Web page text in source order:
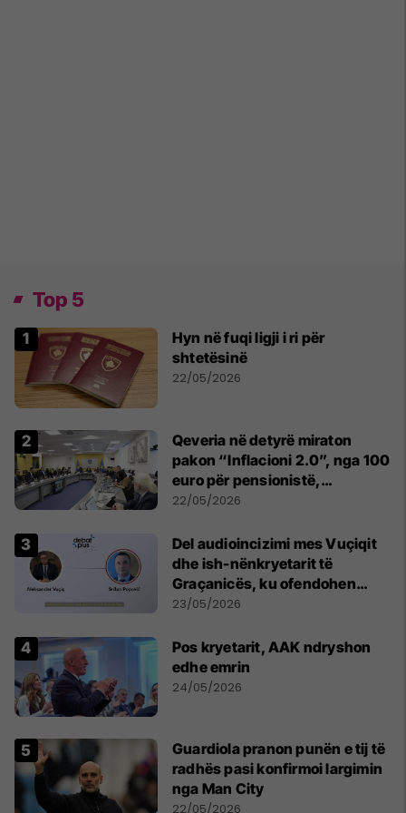
Top 5
Hyn në fuqi ligji i ri për
shtetësinë
22/05/2026
Qeveria në detyrë miraton
pakon “Inflacioni 2.0”, nga 100
euro për pensionistë,
punëtorët privat, fëmijë dhe
22/05/2026
Del audioincizimi mes Vuçiqit
dhe ish-nënkryetarit të
Graçanicës, ku ofendohen
krerë të Kishës Ortodokse
23/05/2026
Pos kryetarit, AAK ndryshon
edhe emrin
24/05/2026
Guardiola pranon punën e tij të
radhës pasi konfirmoi largimin
nga Man City
22/05/2026